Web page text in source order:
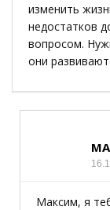
изменить
недостатков
вопросом.
они
Максим, я